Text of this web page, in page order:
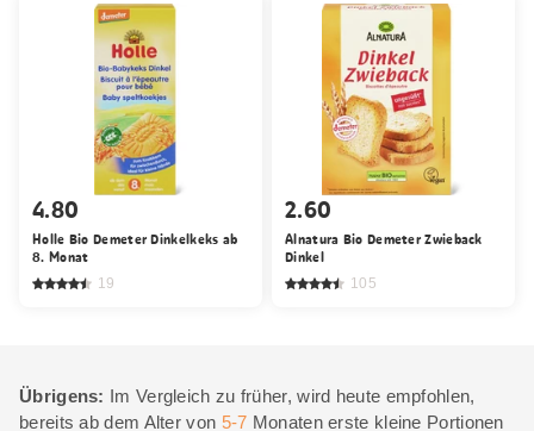
4.80
Holle Bio Demeter Dinkelkeks ab
8. Monat
19
2.60
Alnatura Bio Demeter Zwieback
Dinkel
105
Übrigens: Im Vergleich zu früher, wird heute empfohlen,
bereits ab dem Alter von 5-7 Monaten erste kleine Portionen